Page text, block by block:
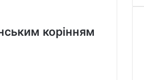
корінням